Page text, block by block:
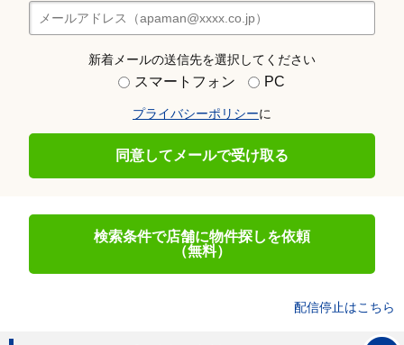
新着メールの送信先を選択してください
スマートフォン PC
プライバシーポリシーに
同意してメールで受け取る
検索条件で店舗に物件探しを依頼
（無料）
配信停止はこちら